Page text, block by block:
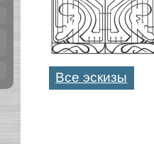
Все эскизы